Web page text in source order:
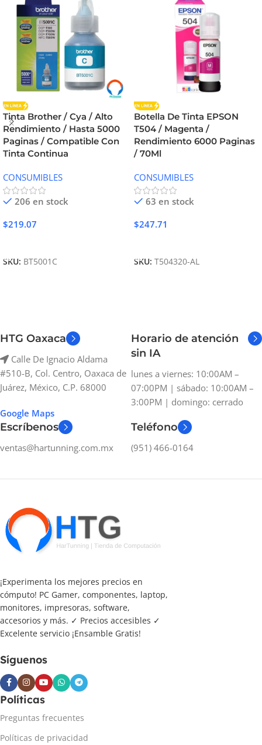
Tinta Brother / Cya / Alto
Rendimiento / Hasta 5000
Paginas / Compatible Con
Tinta Continua
CONSUMIBLES
206 en stock
$219.07
SKU: BT5001C
Botella De Tinta EPSON
T504 / Magenta /
Rendimiento 6000 Paginas
/ 70Ml
CONSUMIBLES
63 en stock
$247.71
SKU: T504320-AL
HTG Oaxaca
Calle De Ignacio Aldama
#510-B, Col. Centro, Oaxaca de
Juárez, México, C.P. 68000
Google Maps
Horario de atención
sin IA
lunes a viernes: 10:00AM –
07:00PM | sábado: 10:00AM –
3:00PM | domingo: cerrado
Escríbenos
ventas@hartunning.com.mx
Teléfono
(951) 466-0164
¡Experimenta los mejores precios en
cómputo! PC Gamer, componentes, laptop,
monitores, impresoras, software,
accesorios y más. ✓ Precios accesibles ✓
Excelente servicio ¡Ensamble Gratis!
Síguenos
Políticas
Preguntas frecuentes
Políticas de privacidad